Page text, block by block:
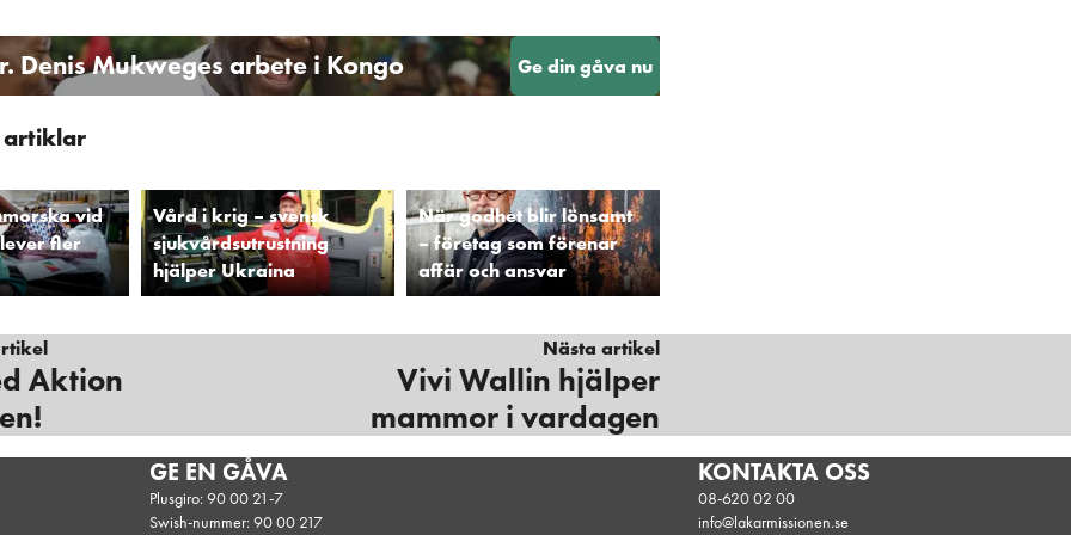
Denis Mukweges arbete i Kongo Ge din gåva nu
artiklar
vid
fler
Vård i krig – svensk
sjukvårdsutrustning
hjälper Ukraina
När godhet blir lönsamt
– företag som förenar
affär och ansvar
Aktion
Nästa artikel
Vivi Wallin hjälper
mammor i vardagen
GE EN GÅVA
Plusgiro: 90 00 21-7
Swish-nummer: 90 00 217
KONTAKTA OSS
08-620 02 00
info@lakarmissionen.se